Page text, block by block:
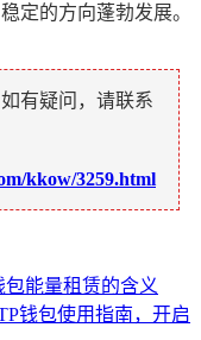
定的方向蓬勃发展。
有疑问，请联系
kkow/3259.html
能量租赁的含义
钱包使用指南，开启